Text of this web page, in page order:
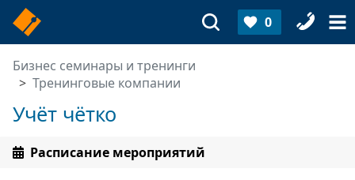
0
Бизнес семинары и тренинги
Тренинговые компании
Учёт чётко
Расписание мероприятий